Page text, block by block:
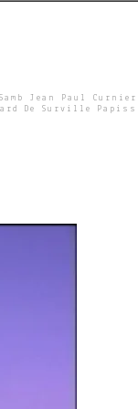
Jean Paul Curnier
De Surville Papiss